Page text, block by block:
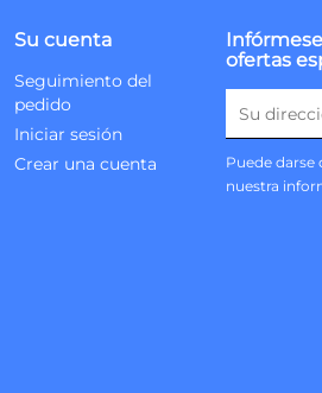
Su cuenta
Seguimiento del
pedido
Iniciar sesión
Crear una cuenta
ofertas
Puede darse
nuestra